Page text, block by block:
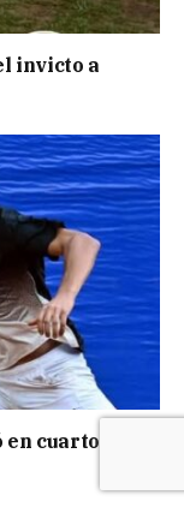
invicto a
cuartos de